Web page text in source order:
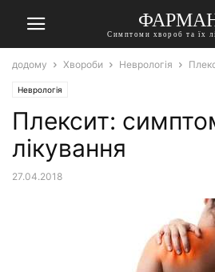
Симптоми хвороб та їх
додому Хвороби Неврологія
Неврологія
Плексит:
лікування
27.04.2018